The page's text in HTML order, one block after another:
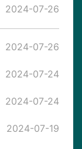
2024-07-26
2024-07-26
2024-07-24
2024-07-24
2024-07-19